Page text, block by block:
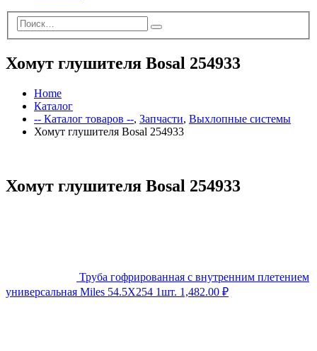
Хомут глушителя Bosal 254933
Home
Каталог
-- Каталог товаров --, Запчасти, Выхлопные системы
Хомут глушителя Bosal 254933
Хомут глушителя Bosal 254933
Труба гофрированная с внутренним плетением
универсальная Miles 54.5X254 1шт. 1,482.00 ₽